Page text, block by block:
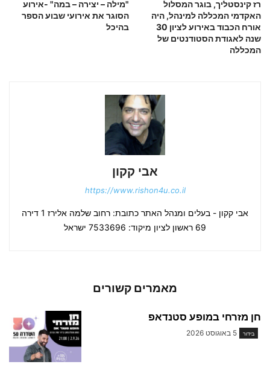
"מילה – יצירה – במה" -אירוע
הסוגר את אירועי שבוע הספר
בהיכל
רז קינסטליך, בוגר המסלול
האקדמי המכללה למינהל, היה
אורח הכבוד באירוע לציון 30
שנה לאגודת הסטודנטים של
המכללה
אבי קקון
https://www.rishon4u.co.il
אבי קקון - בעלים ומנהל האתר כתובת: רחוב שלמה אלירז 1 דירה
69 ראשון לציון מיקוד: 7533696 ישראל
מאמרים קשורים
חן מזרחי במופע סטנדאפ
בידור 5 באוגוסט 2026